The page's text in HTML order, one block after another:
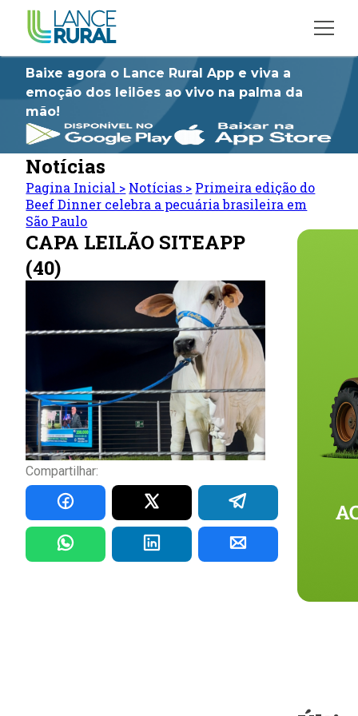
Baixe agora o Lance Rural App e viva a
emoção dos leilões ao vivo na palma da
mão!
Notícias
Pagina Inicial > Notícias > Primeira edição do
Beef Dinner celebra a pecuária brasileira em
São Paulo
CAPA LEILÃO SITEAPP
(40)
Compartilhar: